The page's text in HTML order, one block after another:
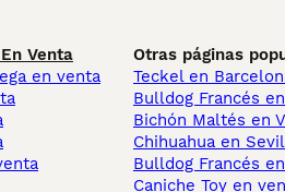
Venta
en venta
Otras páginas
Teckel en
Bulldog Francés
Bichón Maltés en
Chihuahua en
Bulldog Francés
Caniche Toy en